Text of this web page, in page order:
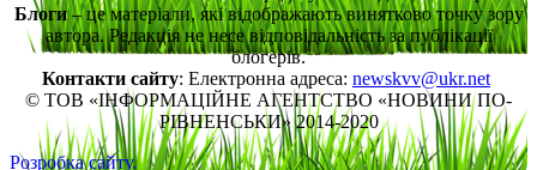
Блоги– це матеріали, які відображають винятково точку зору
автора. Редакція не несе відповідальність за публікації
блогерів.
Контакти сайту: Електронна адреса: newskvv@ukr.net
© ТОВ «ІНФОРМАЦІЙНЕ АГЕНТСТВО «НОВИНИ ПО-
РІВНЕНСЬКИ» 2014-2020
Розробка сайту.